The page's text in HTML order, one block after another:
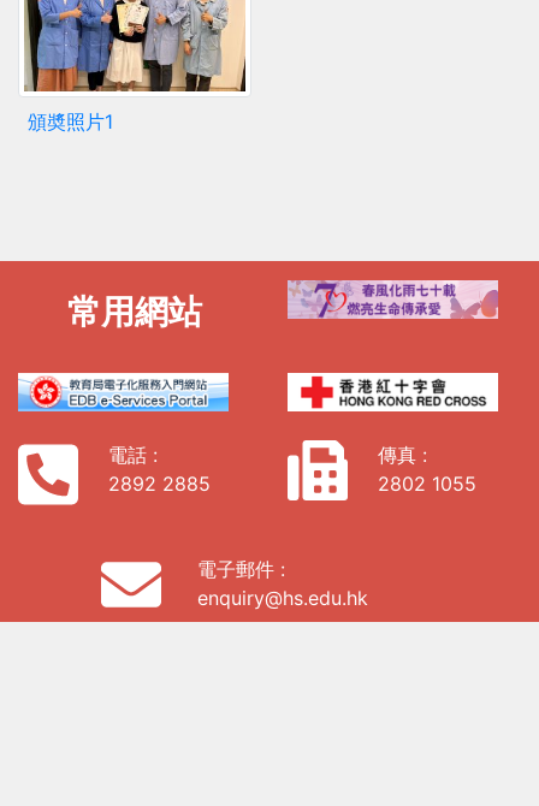
頒奬照片1
常用網站
電話 :
2892 2885
傳真 :
2802 1055
電子郵件 :
enquiry@hs.edu.hk